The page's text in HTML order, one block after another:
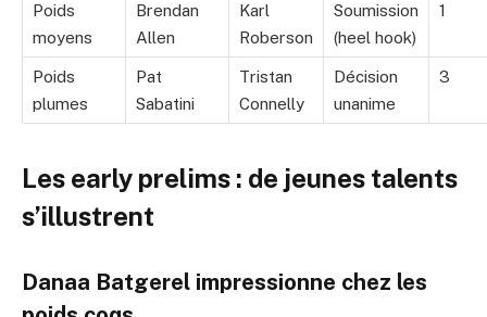
Poids
moyens
Brendan
Allen
Karl
Roberson
Soumission
(heel hook)
1
Poids
plumes
Pat
Sabatini
Tristan
Connelly
Décision
unanime
3
Les early prelims : de jeunes talents
s’illustrent
Danaa Batgerel impressionne chez les